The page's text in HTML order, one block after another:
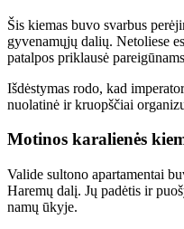
Šis kiemas buvo svarbus
gyvenamųjų dalių. Netoliese
patalpos priklausė
Išdėstymas rodo, kad
nuolatinė ir kruopščiai
Motinos karalienės
Valide sultono apartamentai
Haremų dalį. Jų padėtis ir
namų ūkyje.